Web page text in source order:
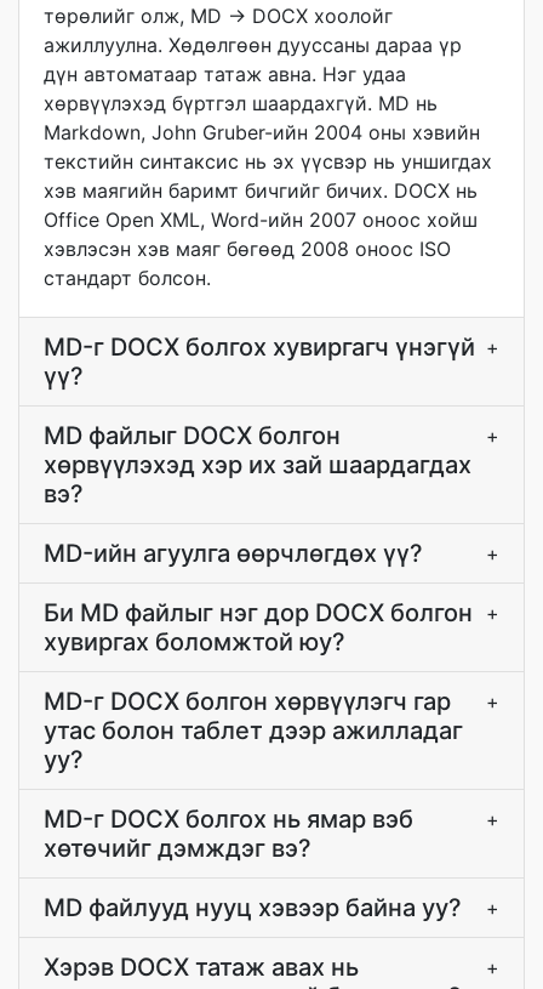
төрөлийг олж, MD → DOCX хоолойг
ажиллуулна. Хөдөлгөөн дууссаны дараа үр
дүн автоматаар татаж авна. Нэг удаа
хөрвүүлэхэд бүртгэл шаардахгүй. MD нь
Markdown, John Gruber-ийн 2004 оны хэвийн
текстийн синтаксис нь эх үүсвэр нь уншигдах
хэв маягийн баримт бичгийг бичих. DOCX нь
Office Open XML, Word-ийн 2007 оноос хойш
хэвлэсэн хэв маяг бөгөөд 2008 оноос ISO
стандарт болсон.
MD-г DOCX болгох хувиргагч үнэгүй
үү?
+
MD файлыг DOCX болгон
хөрвүүлэхэд хэр их зай шаардагдах
вэ?
+
MD-ийн агуулга өөрчлөгдөх үү? +
Би MD файлыг нэг дор DOCX болгон
хувиргах боломжтой юу?
+
MD-г DOCX болгон хөрвүүлэгч гар
утас болон таблет дээр ажилладаг
уу?
+
MD-г DOCX болгох нь ямар вэб
хөтөчийг дэмждэг вэ?
+
MD файлууд нууц хэвээр байна уу? +
Хэрэв DOCX татаж авах нь
+